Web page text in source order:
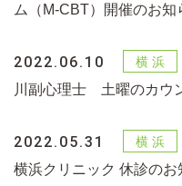
ム（M-CBT）開催のお知
2022.06.10
川副心理士 土曜のカウ
2022.05.31
横浜クリニック 休診のお